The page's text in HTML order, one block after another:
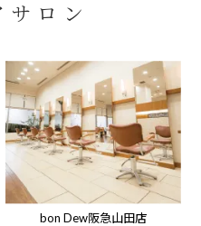
サロン
bon Dew阪急山田店